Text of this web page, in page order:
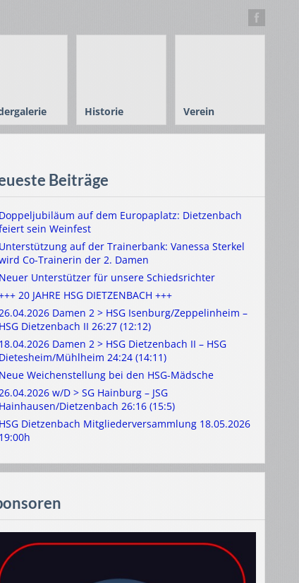
Historie Verein
Beiträge
Doppeljubiläum auf dem Europaplatz: Dietzenbach
sein Weinfest
Unterstützung auf der Trainerbank: Vanessa Sterkel
Co-Trainerin der 2. Damen
Neuer Unterstützer für unsere Schiedsrichter
20 JAHRE HSG DIETZENBACH +++
Damen 2 > HSG Isenburg/Zeppelinheim –
HSG Dietzenbach II 26:27 (12:12)
18.04.2026 Damen 2 > HSG Dietzenbach II – HSG
Dietesheim/Mühlheim 24:24 (14:11)
Neue Weichenstellung bei den HSG-Mädsche
w/D > SG Hainburg – JSG
Hainhausen/Dietzenbach 26:16 (15:5)
HSG Dietzenbach Mitgliederversammlung 18.05.2026
19:00h